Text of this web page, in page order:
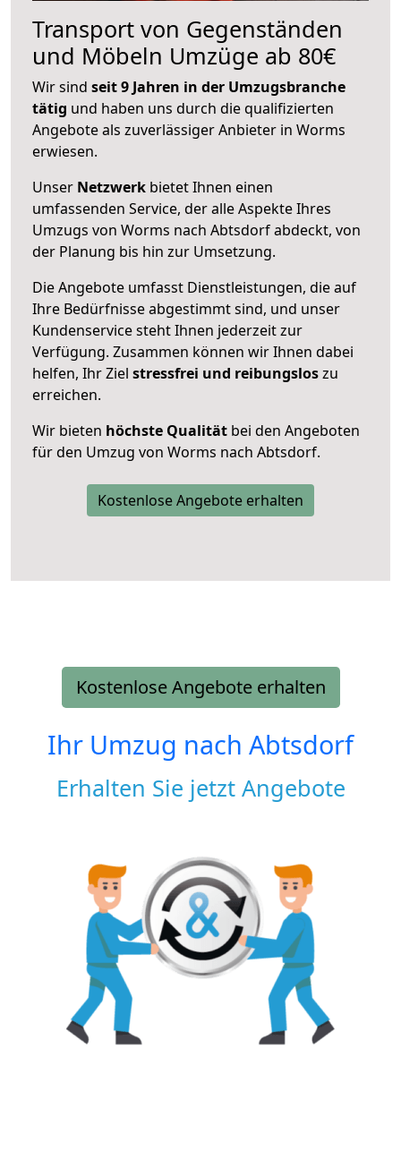
Transport von Gegenständen
und Möbeln Umzüge ab 80€
Wir sind seit 9 Jahren in der Umzugsbranche
tätig und haben uns durch die qualifizierten
Angebote als zuverlässiger Anbieter in Worms
erwiesen.
Unser Netzwerk bietet Ihnen einen
umfassenden Service, der alle Aspekte Ihres
Umzugs von Worms nach Abtsdorf abdeckt, von
der Planung bis hin zur Umsetzung.
Die Angebote umfasst Dienstleistungen, die auf
Ihre Bedürfnisse abgestimmt sind, und unser
Kundenservice steht Ihnen jederzeit zur
Verfügung. Zusammen können wir Ihnen dabei
helfen, Ihr Ziel stressfrei und reibungsloszu
erreichen.
Wir bieten höchste Qualität bei den Angeboten
für den Umzug von Worms nach Abtsdorf.
Kostenlose Angebote erhalten
Kostenlose Angebote erhalten
Ihr Umzug nach Abtsdorf
Erhalten Sie jetzt Angebote